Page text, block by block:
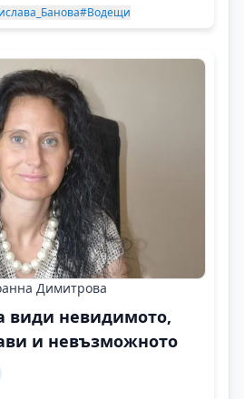
#Водещи
Димитрова
види невидимото,
и невъзможното